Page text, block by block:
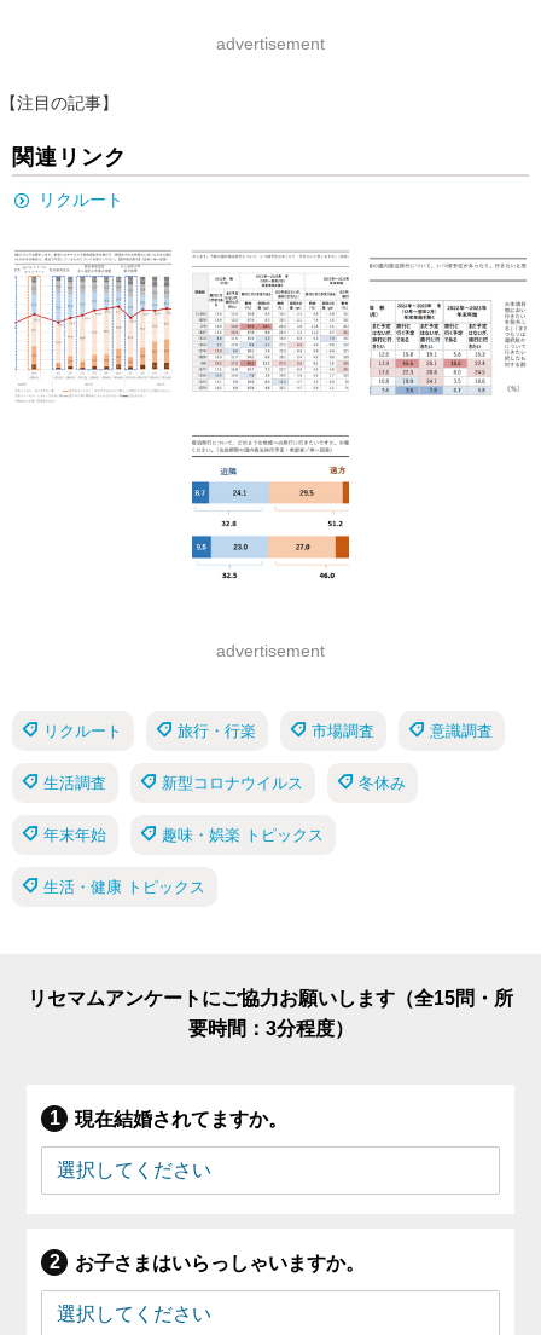
advertisement
【注目の記事】
関連リンク
リクルート
advertisement
リクルート 旅行・行楽 市場調査 意識調査
生活調査 新型コロナウイルス 冬休み
年末年始 趣味・娯楽 トピックス
生活・健康 トピックス
リセマムアンケートにご協力お願いします（全15問・所
要時間：3分程度）
現在結婚されてますか。
お子さまはいらっしゃいますか。